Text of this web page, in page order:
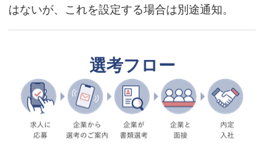
はないが、これを設定する場合は別途通知。
選考フロー